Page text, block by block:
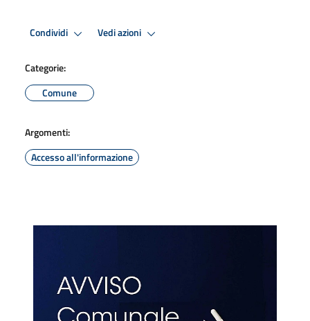
Condividi Vedi azioni
Categorie:
Comune
Argomenti:
Accesso all'informazione